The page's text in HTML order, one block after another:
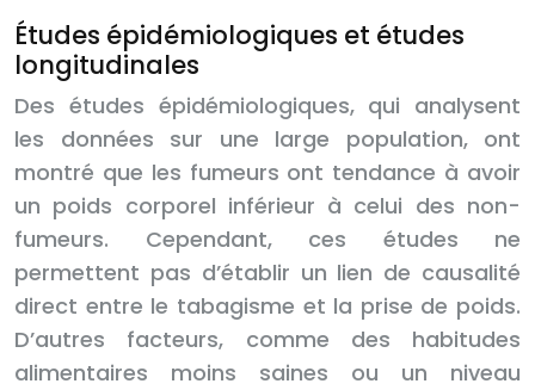
Études épidémiologiques et études
longitudinales
Des études épidémiologiques, qui analysent
les données sur une large population, ont
montré que les fumeurs ont tendance à avoir
un poids corporel inférieur à celui des non-
fumeurs. Cependant, ces études ne
permettent pas d’établir un lien de causalité
direct entre le tabagisme et la prise de poids.
D’autres facteurs, comme des habitudes
alimentaires moins saines ou un niveau